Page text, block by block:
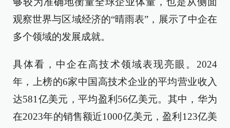
观察世界与区域经济的“晴雨表”，展示了中企在
多个领域的发展成就。
具体看，中企在高技术领域表现亮眼。2024
年，上榜的6家中国高技术企业的平均营业收入
达581亿美元，平均盈利56亿美元。其中，华为
在2023年的销售额近1000亿美元，盈利123亿美